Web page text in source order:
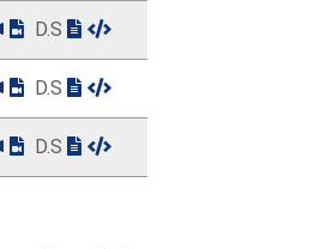
D.S
D.S
D.S